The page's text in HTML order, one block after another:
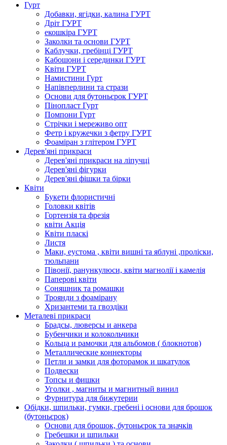
Гурт
Добавки, ягідки, калина ГУРТ
Дріт ГУРТ
екошкіра ГУРТ
Заколки та основи ГУРТ
Каблучки, гребінці ГУРТ
Кабошони і серединки ГУРТ
Квіти ГУРТ
Намистини Гурт
Напівперлини та стрази
Основи для бутоньєрок ГУРТ
Пінопласт Гурт
Помпони Гурт
Стрічки і мереживо опт
Фетр і кружечки з фетру ГУРТ
Фоаміран з глітером ГУРТ
Дерев'яні прикраси
Дерев'яні прикраси на ліпучці
Дерев'яні фігурки
Дерев'яні фішки та бірки
Квіти
Букети флористичні
Головки квітів
Гортензія та фрезія
квіти Акція
Квіти пласкі
Листя
Маки, еустома , квіти вишні та яблуні ,проліски,
тюльпани
Півонії, ранункулюси, квіти магнолії і камелія
Паперові квіти
Соняшник та ромашки
Троянди з фоамірану
Хризантеми та гвоздіки
Металеві прикраси
Брадсы, люверсы и анкера
Бубенчики и колокольчики
Кольца и рамочки для альбомов ( блокнотов)
Металлические коннекторы
Петли и замки для фоторамок и шкатулок
Подвески
Топсы и фишки
Уголки , магниты и магнитный винил
Фурнитура для бижутерии
Обідки, шпильки, гумки, гребені і основи для брошок
(бутоньєрок)
Основи для брошок, бутоньєрок та значків
Гребешки и шпильки